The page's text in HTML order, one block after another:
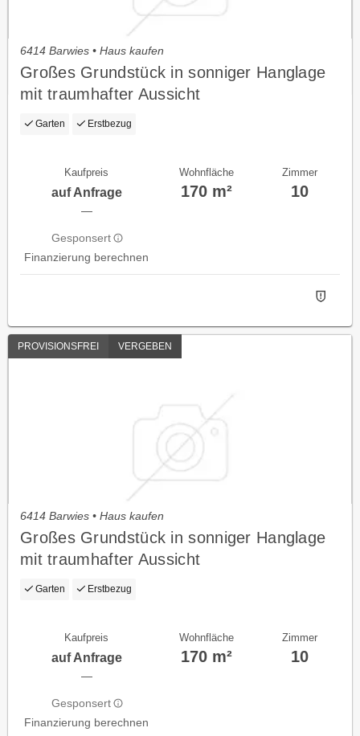
6414 Barwies • Haus kaufen
Großes Grundstück in sonniger Hanglage
mit traumhafter Aussicht
Garten Erstbezug
Kaufpreis
auf Anfrage
—
Gesponsert
Finanzierung berechnen
Wohnfläche
170 m²
Zimmer
10
PROVISIONSFREI VERGEBEN
6414 Barwies • Haus kaufen
Großes Grundstück in sonniger Hanglage
mit traumhafter Aussicht
Garten Erstbezug
Kaufpreis
auf Anfrage
—
Gesponsert
Finanzierung berechnen
Wohnfläche
170 m²
Zimmer
10